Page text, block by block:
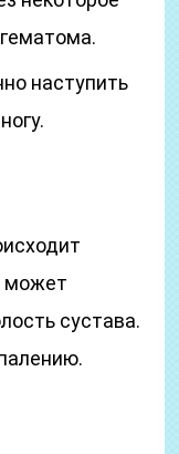
наступить
может
сустава.